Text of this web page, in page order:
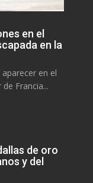
en el
en la
en el
Francia...
de oro
y del